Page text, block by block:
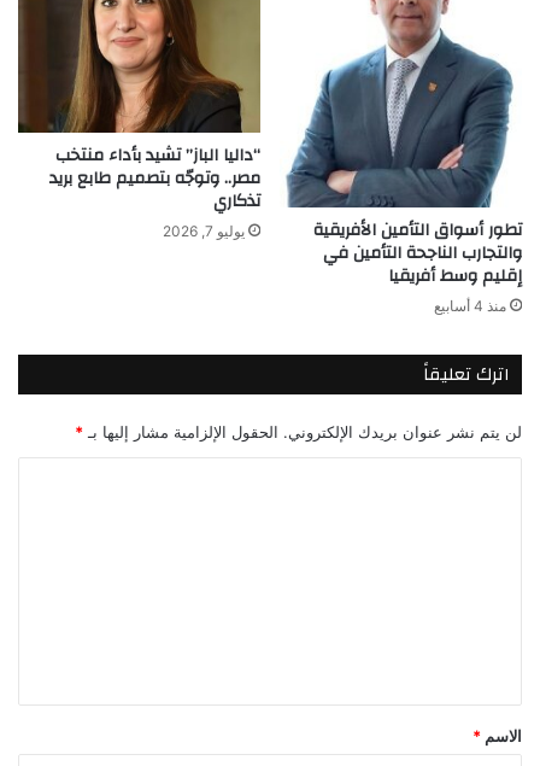
تطور أسواق التأمين الأفريقية
والتجارب الناجحة التأمين في
إقليم وسط أفريقيا
منذ 4 أسابيع
“داليا الباز” تشيد بأداء منتخب
مصر.. وتوجّه بتصميم طابع بريد
تذكاري
يوليو 7, 2026
اترك تعليقاً
لن يتم نشر عنوان بريدك الإلكتروني. الحقول الإلزامية مشار إليها بـ *
*
الاسم *